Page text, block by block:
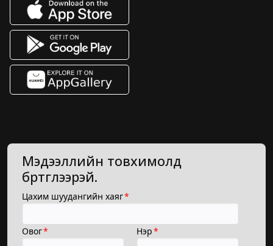
Мэдээллийн товхимолд
бүртгүүлээрэй.